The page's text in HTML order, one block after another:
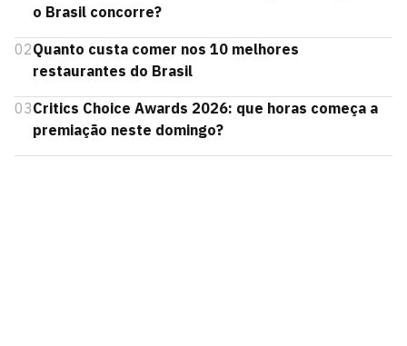
o Brasil concorre?
02Quanto custa comer nos 10 melhores
restaurantes do Brasil
03Critics Choice Awards 2026: que horas começa a
premiação neste domingo?